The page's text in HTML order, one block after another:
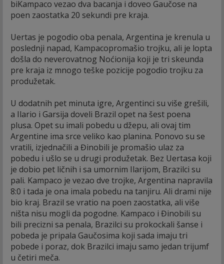
biKampaco vezao dva bacanja i doveo Gaučose na
poen zaostatka 20 sekundi pre kraja.
Uertas je pogodio oba penala, Argentina je krenula u
poslednji napad, Kampacopromašio trojku, ali je lopta
došla do neverovatnog Noćionija koji je tri skeunda
pre kraja iz mnogo teške pozicije pogodio trojku za
produžetak.
U dodatnih pet minuta igre, Argentinci su više grešili,
a Ilario i Garsija doveli Brazil opet na šest poena
plusa. Opet su imali pobedu u džepu, ali ovaj tim
Argentine ima srce veliko kao planina. Ponovo su se
vratili, izjednačili a Đinobili je promašio ulaz za
pobedu i ušlo se u drugi produžetak. Bez Uertasa koji
je dobio pet ličnih i sa umornim Ilarijom, Brazilci su
pali. Kampaco je vezao dve trojke, Argentina napravila
8:0 i tada je ona imala pobedu na tanjiru. Ali drami nije
bio kraj. Brazil se vratio na poen zaostatka, ali više
ništa nisu mogli da pogodne. Kampaco i Đinobili su
bili precizni sa penala, Brazilci su prokockali šanse i
pobeda je pripala Gaučosima koji sada imaju tri
pobede i poraz, dok Brazilci imaju samo jedan trijumf
u četiri meča.